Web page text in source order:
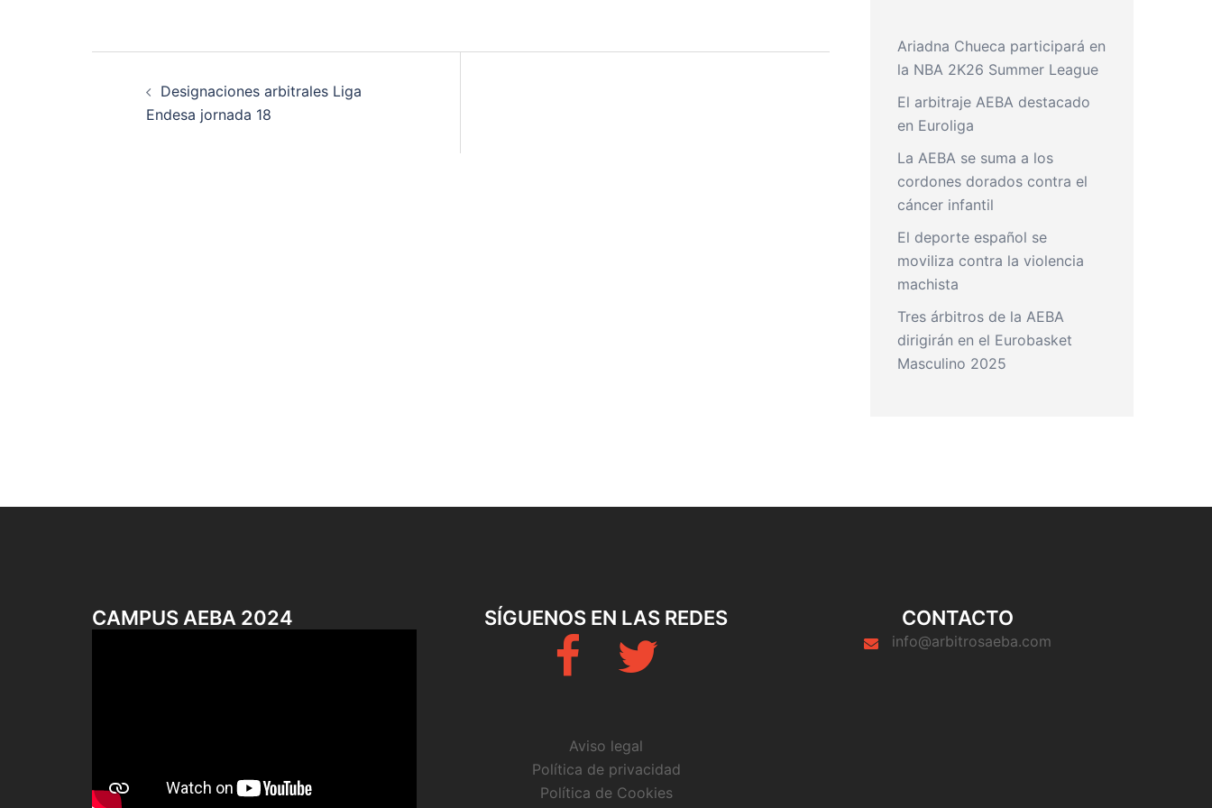
Designaciones arbitrales Liga
Endesa jornada 18
Ariadna Chueca participará en
la NBA 2K26 Summer League
El arbitraje AEBA destacado
en Euroliga
La AEBA se suma a los
cordones dorados contra el
cáncer infantil
El deporte español se
moviliza contra la violencia
machista
Tres árbitros de la AEBA
dirigirán en el Eurobasket
Masculino 2025
CAMPUS AEBA 2024 SÍGUENOS EN LAS REDES
Twitter
Aviso legal
Política de privacidad
Política de Cookies
CONTACTO
info@arbitrosaeba.com